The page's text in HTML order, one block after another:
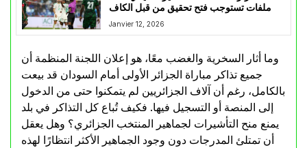
ملفات تستوجب فتح تحقيق من قبل الكاف
Janvier 12, 2026
وما أثار السخرية والغضب معًا، هو إعلان اللجنة المنظمة أن
جميع تذاكر مباراة الجزائر الأولى أمام السودان قد بيعت
بالكامل، رغم أن آلاف الجزائريين لم يتمكنوا حتى من الدخول
إلى المنصة أو التسجيل فيها. فكيف تُباع كل التذاكر في بلد
يمنع منح التأشيرات لجماهير المنتخب الجزائري؟ وهل يعقل
أن تمتلئ المدرجات دون وجود الجماهير الأكثر انتظارًا لهذه